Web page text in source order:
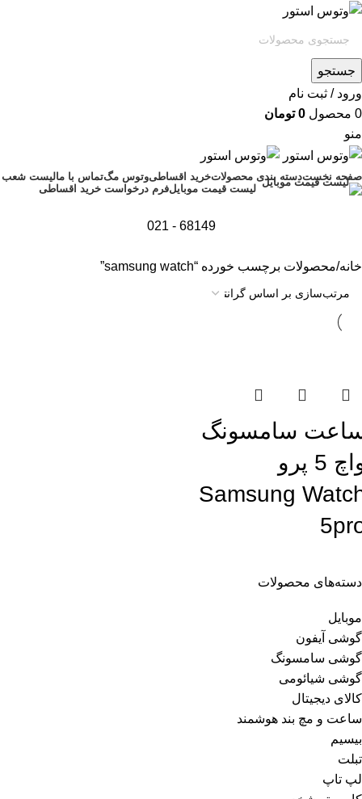
جستجو
ورود / ثبت نام
0 محصول 0 تومان
منو
صفحه نخستدسته بندی محصولاتخرید اقساطیوتوس مگتماس با مالیست شعب
لیست قیمت موبایلفرم درخواست خرید اقساطی
68149 - 021
دسته‌های محصولات
موبایل
گوشی آیفون
گوشی سامسونگ
گوشی شیائومی
کالای دیجیتال
ساعت و مچ بند هوشمند
بیسیم
تبلت
لپ تاپ
خانه محصولات برچسب خورده “samsung watch”
سامسونگ
واچ 5 پرو
Samsung